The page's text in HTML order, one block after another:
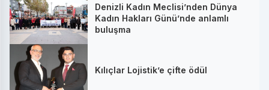
Denizli Kadın Meclisi’nden Dünya
Kadın Hakları Günü’nde anlamlı
buluşma
Kılıçlar Lojistik’e çifte ödül